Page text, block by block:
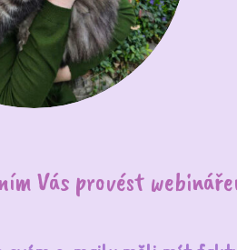
Vás provést